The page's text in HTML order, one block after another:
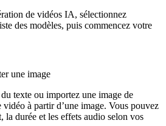
de vidéos IA, sélectionnez
des modèles, puis commencez votre
une image
texte ou importez une image de
vidéo à partir d’une image. Vous pouvez
la durée et les effets audio selon vos